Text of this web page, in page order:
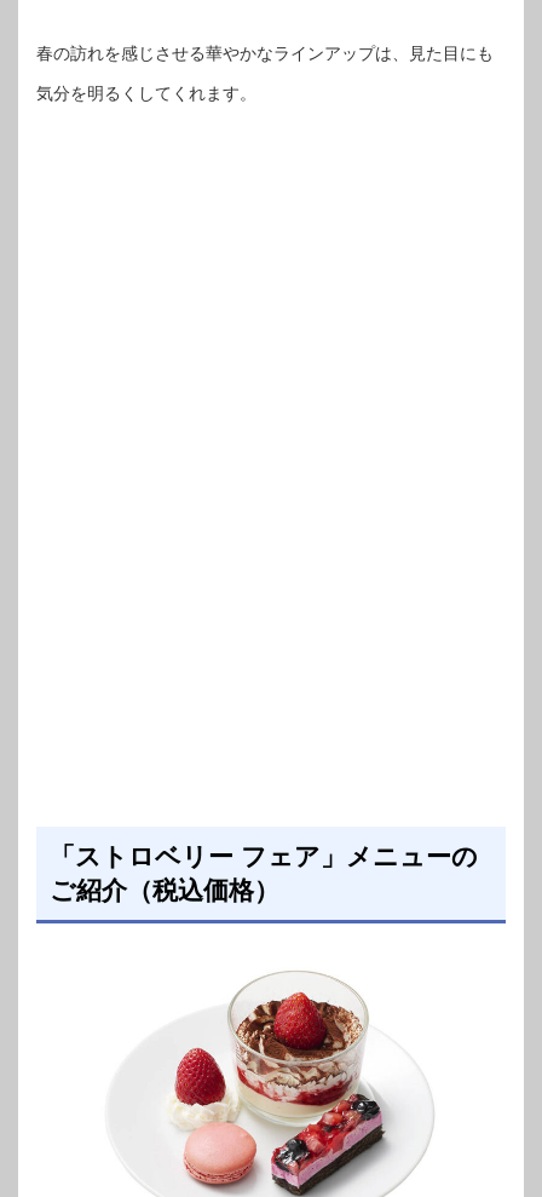
春の訪れを感じさせる華やかなラインアップは、見た目にも
気分を明るくしてくれます。
「ストロベリー フェア」メニューの
ご紹介（税込価格）